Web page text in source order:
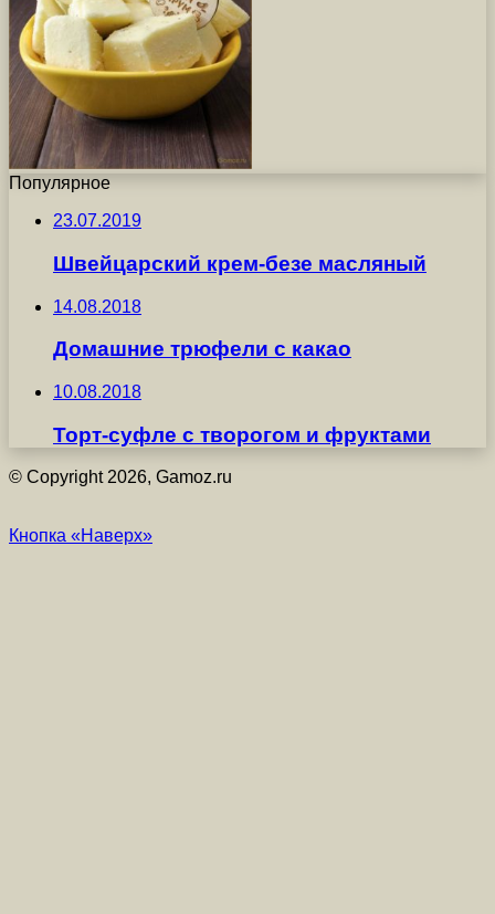
Популярное
23.07.2019
Швейцарский крем-безе масляный
14.08.2018
Домашние трюфели с какао
10.08.2018
Торт-суфле с творогом и фруктами
© Copyright 2026, Gamoz.ru
Кнопка «Наверх»